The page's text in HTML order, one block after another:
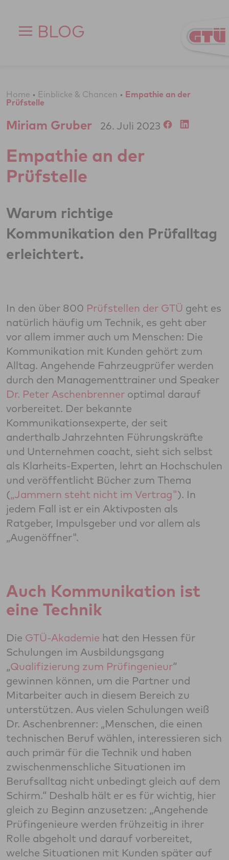
BLOG
Home • Einblicke & Chancen • Empathie an der
Prüfstelle
Miriam Gruber 26. Juli 2023
Empathie an der
Prüfstelle
Warum richtige
Kommunikation den Prüfalltag
erleichtert.
In den über 800 Prüfstellen der GTÜ geht es
natürlich häufig um Technik, es geht aber
vor allem immer auch um Menschen: Die
Kommunikation mit Kunden gehört zum
Alltag. Angehende Fahrzeugprüfer werden
durch den Managementtrainer und Speaker
Dr. Peter Aschenbrenner optimal darauf
vorbereitet. Der bekannte
Kommunikationsexperte, der seit
anderthalb Jahrzehnten Führungskräfte
und Unternehmen coacht, sieht sich selbst
als Klarheits-Experten, lehrt an Hochschulen
und veröffentlicht Bücher zum Thema
(„Jammern steht nicht im Vertrag"). In
jedem Fall ist er ein Aktivposten als
Ratgeber, Impulsgeber und vor allem als
„Augenöffner".
Auch Kommunikation ist
eine Technik
Die GTÜ-Akademie hat den Hessen für
Schulungen im Ausbildungsgang
„Qualifizierung zum Prüfingenieur“
gewinnen können, um die Partner und
Mitarbeiter auch in diesem Bereich zu
unterstützen. Aus vielen Schulungen weiß
Dr. Aschenbrenner: „Menschen, die einen
technischen Beruf wählen, interessieren sich
auch primär für die Technik und haben
zwischenmenschliche Situationen im
Berufsalltag nicht unbedingt gleich auf dem
Schirm.“ Deshalb hält er es für wichtig, hier
gleich zu Beginn anzusetzen: „Angehende
Prüfingenieure werden frühzeitig in ihrer
Rolle abgeholt und darauf vorbereitet,
welche Situationen mit Kunden später auf